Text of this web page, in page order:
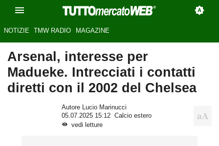
NOTIZIE TMW RADIO MAGAZINE
Arsenal, interesse per
Madueke. Intrecciati i contatti
diretti con il 2002 del Chelsea
Autore Lucio Marinucci
05.07.2025 15:12
Calcio estero
vedi letture